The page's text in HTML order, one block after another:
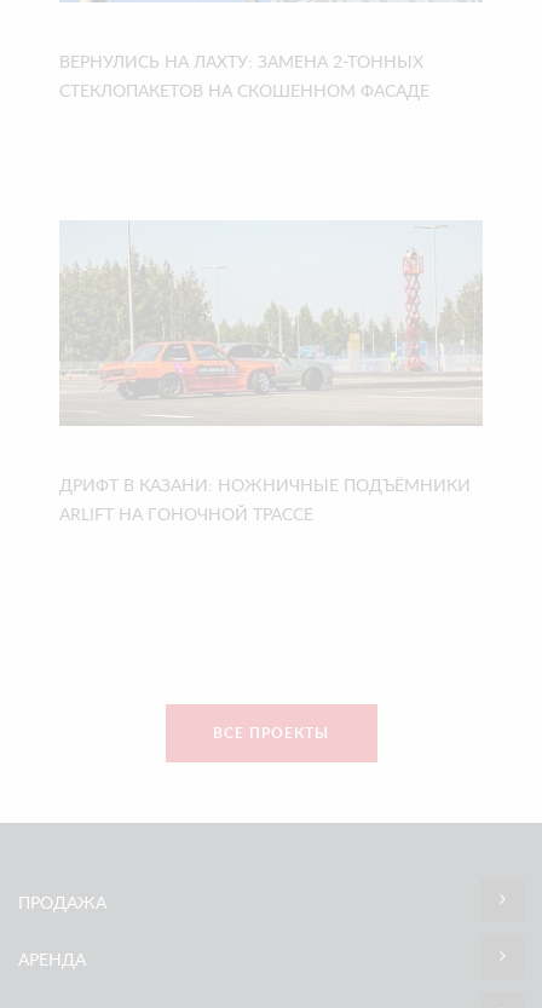
ВЕРНУЛИСЬ НА ЛАХТУ: ЗАМЕНА 2-ТОННЫХ
СТЕКЛОПАКЕТОВ НА СКОШЕННОМ ФАСАДЕ
ДРИФТ В КАЗАНИ: НОЖНИЧНЫЕ ПОДЪЁМНИКИ
ARLIFT НА ГОНОЧНОЙ ТРАССЕ
ВСЕ ПРОЕКТЫ
ПРОДАЖА
АРЕНДА